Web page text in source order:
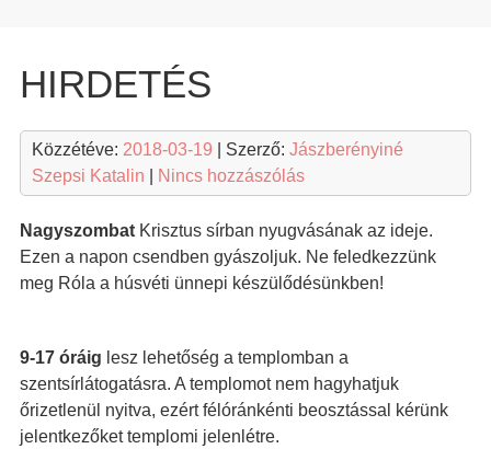
HIRDETÉS
Közzétéve: 2018-03-19 | Szerző: Jászberényiné
Szepsi Katalin
Nincs hozzászólás
Nagyszombat Krisztus sírban nyugvásának az ideje.
Ezen a napon csendben gyászoljuk. Ne feledkezzünk
meg Róla a húsvéti ünnepi készülődésünkben!
9-17 óráig lesz lehetőség a templomban a
szentsírlátogatásra. A templomot nem hagyhatjuk
őrizetlenül nyitva, ezért félóránkénti beosztással kérünk
jelentkezőket templomi jelenlétre.